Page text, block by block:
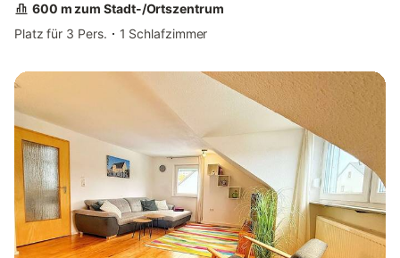
600 m zum Stadt-/Ortszentrum
Platz für 3 Pers.
1 Schlafzimmer